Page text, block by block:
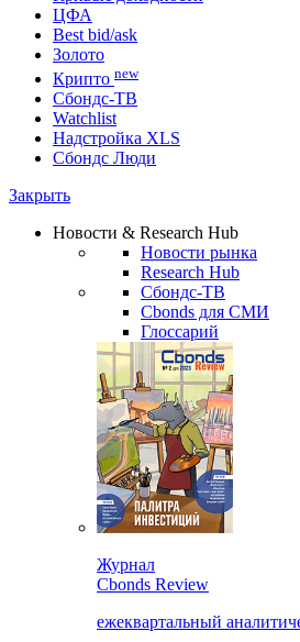
Портфель
Консенсусы
Поиск облигаций (ИИ)
Кривые доходности
ЦФА
Best bid/ask
Золото
Крипто new
Watchlist
Сбондс Люди
Новости & Research Hub
Новости рынка
Research Hub
Сбондс-ТВ
Cbonds для СМИ
Глоссарий